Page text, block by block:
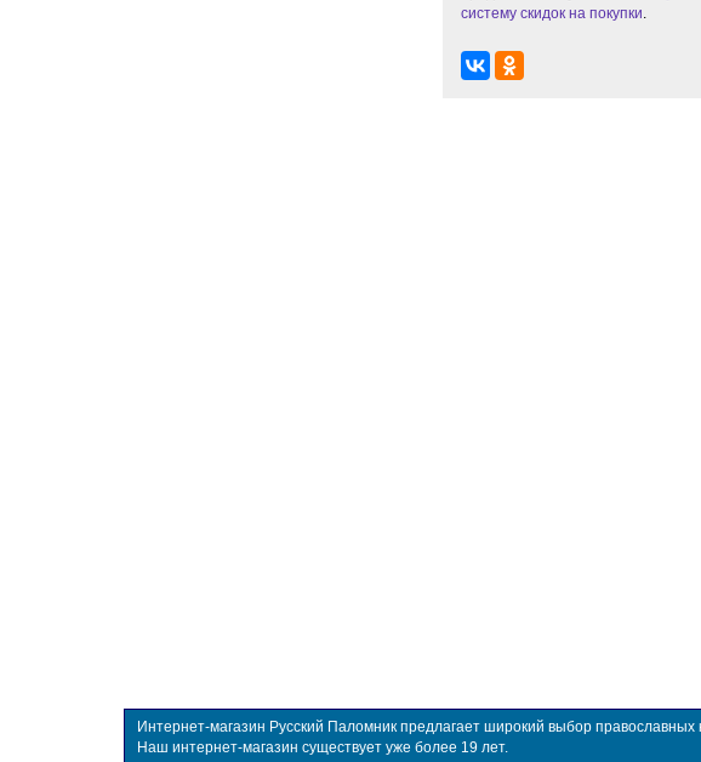
систему скидок на покупки
Интернет-магазин Русский Паломник предлагает широкий выбор православных
Наш интернет-магазин существует уже более 19 лет.